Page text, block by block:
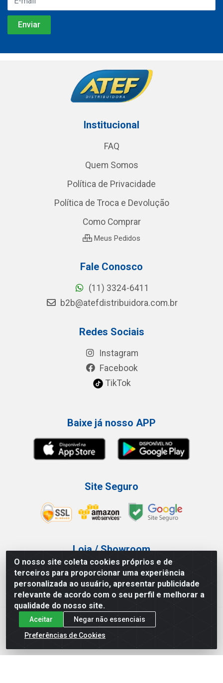
O nosso site coleta cookies próprios e de
terceiros para proporcionar uma experiência
personalizada ao usuário, apresentar publicidade
relevante de acordo com o seu perfil e melhorar a
qualidade do nosso site.
Aceitar
Negar não essenciais
Preferências de Cookies
Institucional
FAQ
Quem Somos
Política de Privacidade
Política de Troca e Devolução
Como Comprar
Meus Pedidos
Fale Conosco
(11) 3324-6411
b2b@atefdistribuidora.com.br
Redes Sociais
Instagram
Facebook
TikTok
Baixe já nosso APP
Site Seguro
Loja / Showroom
Tel.: (11) 3227-0546
Av Vautier, 587/597 - Pari - São Paulo/SP
Atef Distribuidora LTDA - Av. Vautier, 585/597 - Pari - São
Paulo/SP - CEP 03.032-000 - CNPJ 27.717.135/0001-29